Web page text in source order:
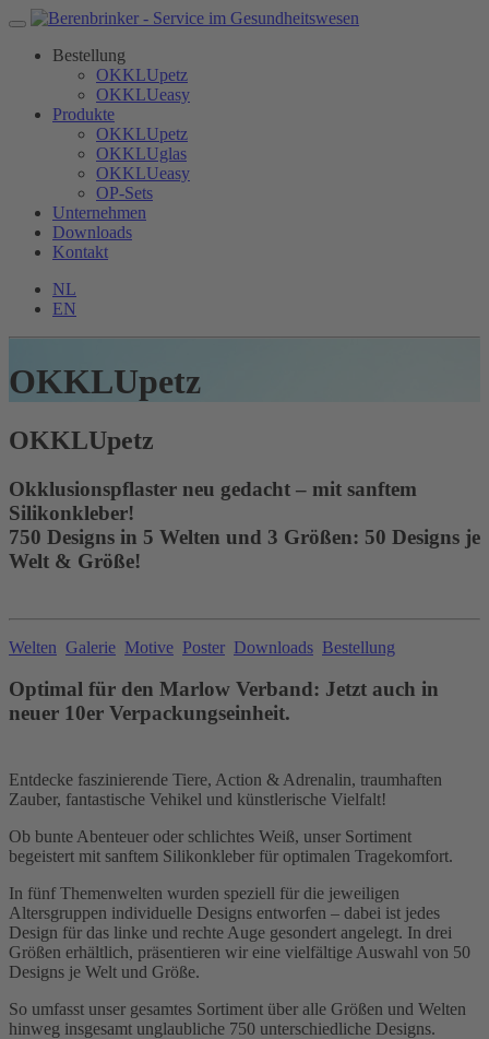
Bestellung
OKKLUpetz
OKKLUeasy
Produkte
OKKLUpetz
OKKLUglas
OKKLUeasy
OP-Sets
Unternehmen
Downloads
Kontakt
NL
EN
OKKLUpetz
OKKLUpetz
Okklusionspflaster neu gedacht – mit sanftem
Silikonkleber!
750 Designs in 5 Welten und 3 Größen: 50 Designs je
Welt & Größe!
Welten Galerie Motive Poster Downloads Bestellung
Optimal für den Marlow Verband: Jetzt auch in
neuer 10er Verpackungseinheit.
Entdecke faszinierende Tiere, Action & Adrenalin, traumhaften
Zauber, fantastische Vehikel und künstlerische Vielfalt!
Ob bunte Abenteuer oder schlichtes Weiß, unser Sortiment
begeistert mit sanftem Silikonkleber für optimalen Tragekomfort.
In fünf Themenwelten wurden speziell für die jeweiligen
Altersgruppen individuelle Designs entworfen – dabei ist jedes
Design für das linke und rechte Auge gesondert angelegt. In drei
Größen erhältlich, präsentieren wir eine vielfältige Auswahl von 50
Designs je Welt und Größe.
So umfasst unser gesamtes Sortiment über alle Größen und Welten
hinweg insgesamt unglaubliche 750 unterschiedliche Designs.